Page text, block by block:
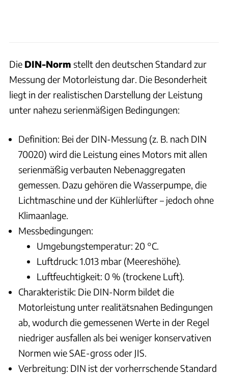
Die DIN-Norm stellt den deutschen Standard zur
Messung der Motorleistung dar. Die Besonderheit
liegt in der realistischen Darstellung der Leistung
unter nahezu serienmäßigen Bedingungen:
Definition: Bei der DIN-Messung (z. B. nach DIN
70020) wird die Leistung eines Motors mit allen
serienmäßig verbauten Nebenaggregaten
gemessen. Dazu gehören die Wasserpumpe, die
Lichtmaschine und der Kühlerlüfter – jedoch ohne
Klimaanlage.
Messbedingungen:
Umgebungstemperatur: 20 °C.
Luftdruck: 1.013 mbar (Meereshöhe).
Luftfeuchtigkeit: 0 % (trockene Luft).
Charakteristik: Die DIN-Norm bildet die
Motorleistung unter realitätsnahen Bedingungen
ab, wodurch die gemessenen Werte in der Regel
niedriger ausfallen als bei weniger konservativen
Normen wie SAE-gross oder JIS.
Verbreitung: DIN ist der vorherrschende Standard